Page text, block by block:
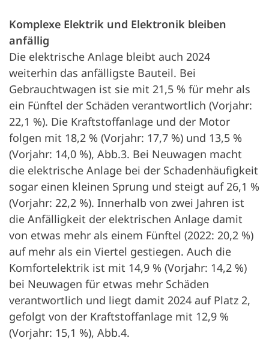
Komplexe Elektrik und Elektronik bleiben
anfällig
Die elektrische Anlage bleibt auch 2024
weiterhin das anfälligste Bauteil. Bei
Gebrauchtwagen ist sie mit 21,5 % für mehr als
ein Fünftel der Schäden verantwortlich (Vorjahr:
22,1 %). Die Kraftstoffanlage und der Motor
folgen mit 18,2 % (Vorjahr: 17,7 %) und 13,5 %
(Vorjahr: 14,0 %), Abb.3. Bei Neuwagen macht
die elektrische Anlage bei der Schadenhäufigkeit
sogar einen kleinen Sprung und steigt auf 26,1 %
(Vorjahr: 22,2 %). Innerhalb von zwei Jahren ist
die Anfälligkeit der elektrischen Anlage damit
von etwas mehr als einem Fünftel (2022: 20,2 %)
auf mehr als ein Viertel gestiegen. Auch die
Komfortelektrik ist mit 14,9 % (Vorjahr: 14,2 %)
bei Neuwagen für etwas mehr Schäden
verantwortlich und liegt damit 2024 auf Platz 2,
gefolgt von der Kraftstoffanlage mit 12,9 %
(Vorjahr: 15,1 %), Abb.4.